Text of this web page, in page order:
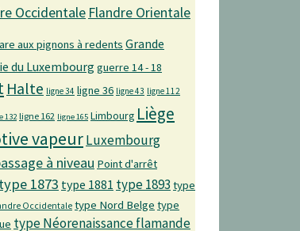
Occidentale Flandre Orientale
aux pignons à redents Grande
du Luxembourg guerre 14 - 18
Halte ligne 34 ligne 36 ligne 43 ligne 112
132 ligne 162 ligne 165 Limbourg Liège
vapeurLuxembourg
à niveau Point d'arrêt
type 1873 type 1881 type 1893 type
Occidentale type Nord Belge type
type Néorenaissance flamande